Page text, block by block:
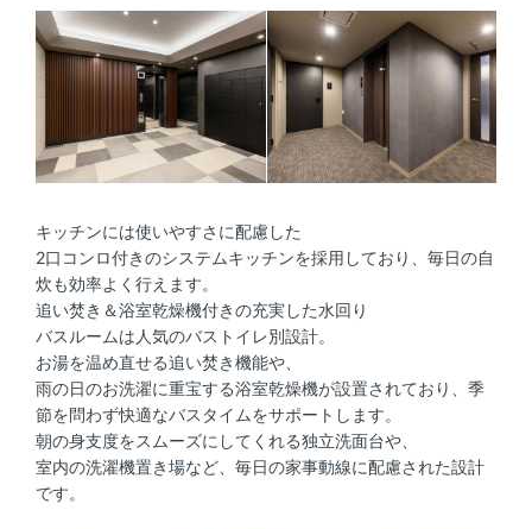
キッチンには使いやすさに配慮した
2口コンロ付きのシステムキッチンを採用しており、毎日の自
炊も効率よく行えます。
追い焚き＆浴室乾燥機付きの充実した水回り
バスルームは人気のバストイレ別設計。
お湯を温め直せる追い焚き機能や、
雨の日のお洗濯に重宝する浴室乾燥機が設置されており、季
節を問わず快適なバスタイムをサポートします。
朝の身支度をスムーズにしてくれる独立洗面台や、
室内の洗濯機置き場など、毎日の家事動線に配慮された設計
です。